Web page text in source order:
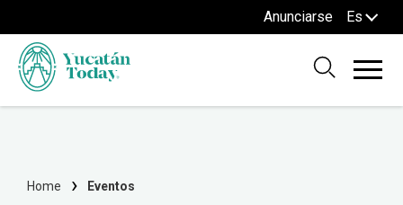
Anunciarse Es
Home Eventos